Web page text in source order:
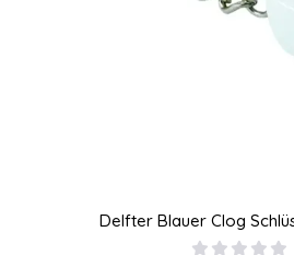
Delfter Blauer Clog